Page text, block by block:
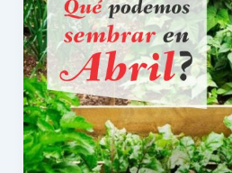
podemos
sembrar
en
nuestra
huerta
en
el